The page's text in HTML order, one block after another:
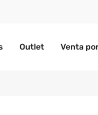
Outlet Venta